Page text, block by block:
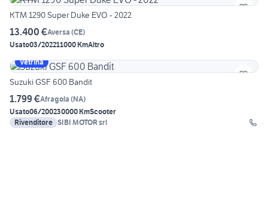
KTM 1290 Super Duke EVO - 2022
13.400 €Aversa (CE)
Usato03/202211000 KmAltro
Vetrina
Suzuki GSF 600 Bandit
1.799 €Afragola (NA)
Usato06/200230000 KmScooter
Rivenditore SIBI MOTOR srl